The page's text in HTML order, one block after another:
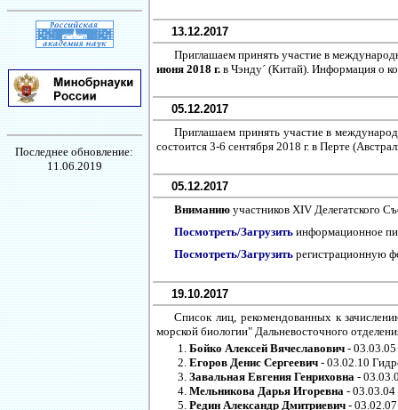
Последнее обновление:
11.06.2019
13.12.2017
Приглашаем принять участие в
июня 2018 г. в Чэнду´ (Китай). Информация о
05.12.2017
Приглашаем принять участие в
состоится 3-6 сентября 2018 г. в Перте
05.12.2017
Вниманию участников XIV Делегатского
Посмотреть/Загрузить информационное
Посмотреть/Загрузить регистрационную
19.10.2017
Список лиц, рекомендованных к
морской биологии" Дальневосточного
Бойко Алексей Вячеславович - 03.03.05
Егоров Денис Сергеевич - 03.02.10
Завальная Евгения Генриховна -
Мельникова Дарья Игоревна - 03.03.04
Редин Александр Дмитриевич -